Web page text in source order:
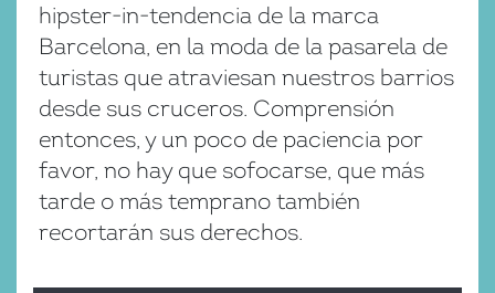
hipster-in-tendencia de la marca
Barcelona, en la moda de la pasarela de
turistas que atraviesan nuestros barrios
desde sus cruceros. Comprensión
entonces, y un poco de paciencia por
favor, no hay que sofocarse, que más
tarde o más temprano también
recortarán sus derechos.